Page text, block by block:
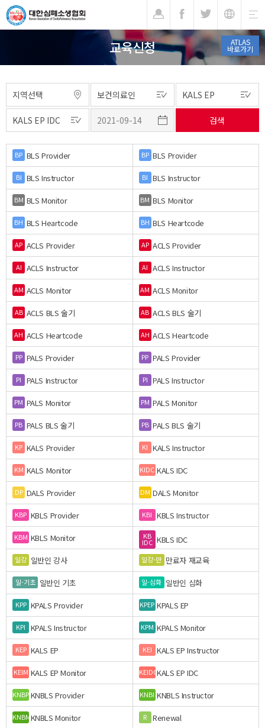
ATLAS
바로가기
교육신청
BP BLS Provider BP BLS Provider
BI BLS Instructor BI BLS Instructor
BM BLS Monitor BM BLS Monitor
BH BLS Heartcode BH BLS Heartcode
AP ACLS Provider AP ACLS Provider
AI ACLS Instructor AI ACLS Instructor
AM ACLS Monitor AM ACLS Monitor
AB ACLS BLS 술기 AB ACLS BLS 술기
AH ACLS Heartcode AH ACLS Heartcode
PP PALS Provider PP PALS Provider
PI PALS Instructor PI PALS Instructor
PM PALS Monitor PM PALS Monitor
PB PALS BLS 술기 PB PALS BLS 술기
KP KALS Provider KI KALS Instructor
KM KALS Monitor KIDC KALS IDC
DP DALS Provider DM DALS Monitor
KBP KBLS Provider KBI KBLS Instructor
KBM KBLS Monitor KB
IDC KBLS IDC
일강 일반인 강사 일강-만 만료자 재교육
일-기초 일반인 기초 일-심화 일반인 심화
KPP KPALS Provider KPEP KPALS EP
KPI KPALS Instructor KPM KPALS Monitor
KEP KALS EP KEI KALS EP Instructor
KEIM KALS EP Monitor KEIDCKALS EP IDC
KNBPKNBLS Provider KNBI KNBLS Instructor
KNBMKNBLS Monitor R Renewal